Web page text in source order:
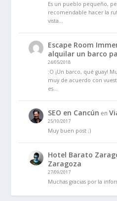
Es un pueblo pequeño,
recomendable hacer la
vista…
Escape Room
alquilar un barco
24/05/2018
:O ¡Un barco, qué guay!
muy de acuerdo con
es…
SEO en Cancún en
25/10/2017
Muy buen post ;)
Hotel Barato
Zaragoza
27/09/2017
Muchas gracias por la